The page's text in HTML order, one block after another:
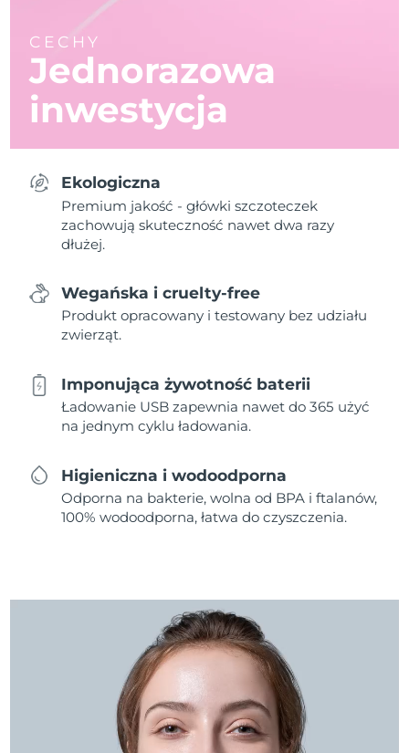
CECHY
Jednorazowa
inwestycja
Ekologiczna
Premium jakość - główki szczoteczek
zachowują skuteczność nawet dwa razy
dłużej.
Wegańska i cruelty-free
Produkt opracowany i testowany bez udziału
zwierząt.
Imponująca żywotność baterii
Ładowanie USB zapewnia nawet do 365 użyć
na jednym cyklu ładowania.
Higieniczna i wodoodporna
Odporna na bakterie, wolna od BPA i ftalanów,
100% wodoodporna, łatwa do czyszczenia.